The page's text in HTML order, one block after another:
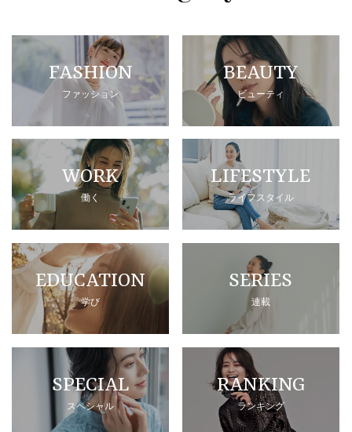
FASHION
ファッション
BEAUTY
ビューティ
WORK
働く
LIFESTYLE
ライフスタイル
EDUCATION
学び
SERIES
連載
SPECIAL
スペシャル
RANKING
ランキング